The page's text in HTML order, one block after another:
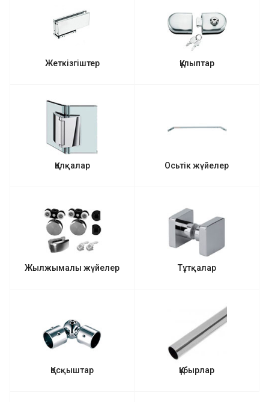
Жеткізгіштер Құлыптар
Қалқалар Осьтік жүйелер
Жылжымалы жүйелер Тұтқалар
Қосқыштар Құбырлар